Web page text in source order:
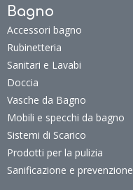
Bagno
Accessori bagno
Rubinetteria
Sanitari e Lavabi
Doccia
Vasche da Bagno
Mobili e specchi da bagno
Sistemi di Scarico
Prodotti per la pulizia
Sanificazione e prevenzione